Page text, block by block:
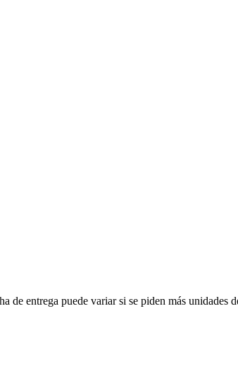
de entrega puede variar si se piden más unidades